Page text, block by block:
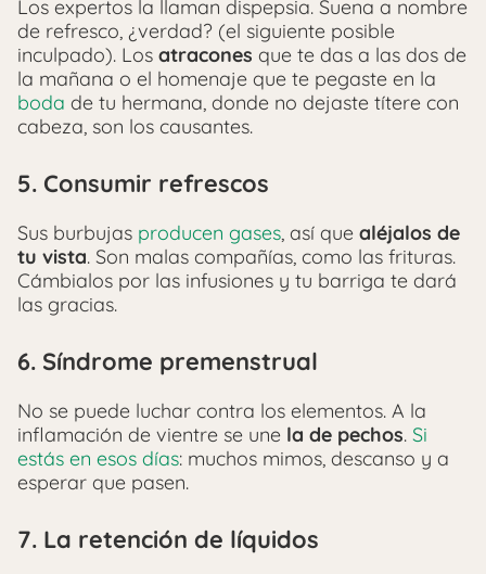
Los expertos la llaman dispepsia. Suena a nombre
de refresco, ¿verdad? (el siguiente posible
inculpado). Los atracones que te das a las dos de
la mañana o el homenaje que te pegaste en la
boda de tu hermana, donde no dejaste títere con
cabeza, son los causantes.
5. Consumir refrescos
Sus burbujas producen gases, así que aléjalos de
tu vista. Son malas compañías, como las frituras.
Cámbialos por las infusiones y tu barriga te dará
las gracias.
6. Síndrome premenstrual
No se puede luchar contra los elementos. A la
inflamación de vientre se une la de pechos. Si
estás en esos días: muchos mimos, descanso y a
esperar que pasen.
7. La retención de líquidos